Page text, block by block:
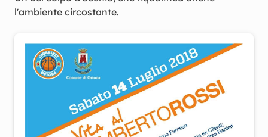
l'ambiente circostante.